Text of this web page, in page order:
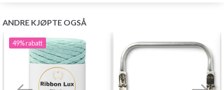
ANDRE KJØPTE OGSÅ
49%rabatt